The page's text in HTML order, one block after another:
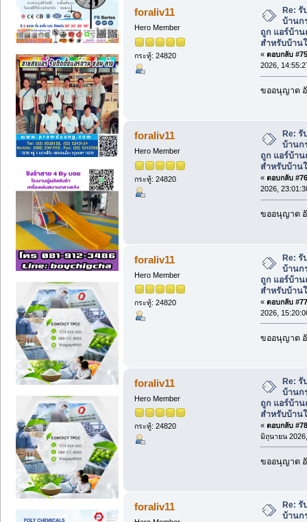
ถูก แอร์บ้านถูกคุณภาพสูงสำหรับบ้านให
foraliv11
Hero Member
กระทู้: 24820
Re: รั
บ้านก
ถูก แอร์บ้า
สำหรับบ้าน
« ตอบกลับ
2026,
ขออนุญาต
foraliv11
Hero Member
กระทู้: 24820
Re: รั
บ้านก
ถูก แอร์บ้า
สำหรับบ้าน
« ตอบกลับ
2026,
ขออนุญาต
foraliv11
Hero Member
กระทู้: 24820
Re: รั
บ้านก
ถูก แอร์บ้า
สำหรับบ้าน
« ตอบกลับ
2026,
ขออนุญาต
foraliv11
Hero Member
กระทู้: 24820
Re: รั
บ้านก
ถูก แอร์บ้า
สำหรับบ้าน
« ตอบกลับ
มิถุนายน
ขออนุญาต
foraliv11
Re: รั
บ้านก